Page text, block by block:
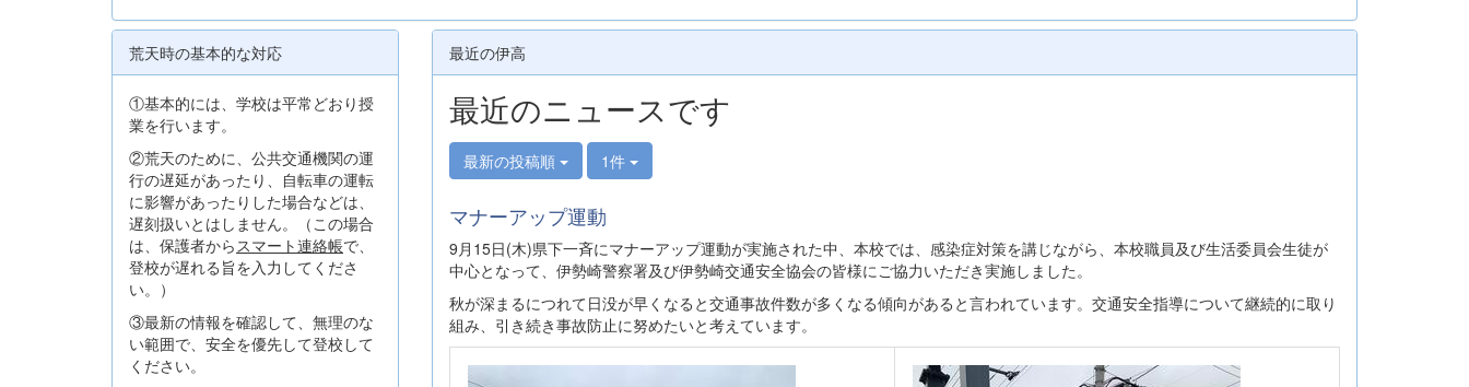
最近の伊高
最近のニュースです
最新の投稿順 1件
マナーアップ運動
9月15日(木)県下一斉にマナーアップ運動が実施された中、本校では、感染症対策を講じながら、本校職員及び生活委員会生徒が
中心となって、伊勢崎警察署及び伊勢崎交通安全協会の皆様にご協力いただき実施しました。
秋が深まるにつれて日没が早くなると交通事故件数が多くなる傾向があると言われています。交通安全指導について継続的に取り
組み、引き続き事故防止に努めたいと考えています。
荒天時の基本的な対応
①基本的には、学校は平常どおり授
業を行います。
②荒天のために、公共交通機関の運
行の遅延があったり、自転車の運転
に影響があったりした場合などは、
遅刻扱いとはしません。（この場合
は、保護者から スマート連絡帳で、
登校が遅れる旨を入力してくださ
い。）
③最新の情報を確認して、無理のな
い範囲で、安全を優先して登校して
ください。